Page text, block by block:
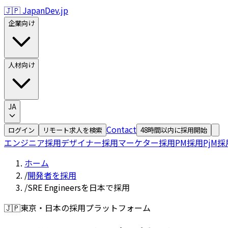
🇯🇵 JapanDev.jp
企業向け
人材向け
JA
ログイン リモート求人を検索 Contact 48時間以内に採用開始
エンジニア採用デザイナー採用マーケター採用PM採用PjM採
ホーム
/開発者を採用
/SRE Engineersを日本で採用
🇯🇵東京・日本の採用プラットフォーム